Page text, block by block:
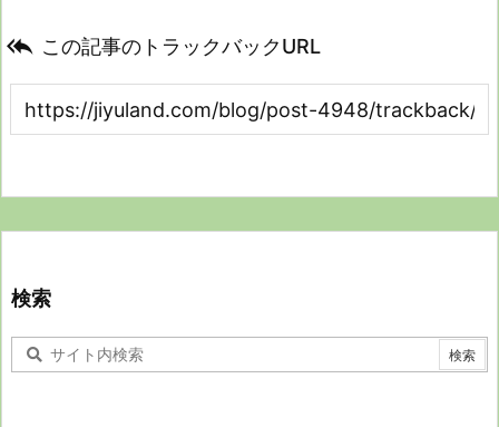
 この記事のトラックバックURL
検索